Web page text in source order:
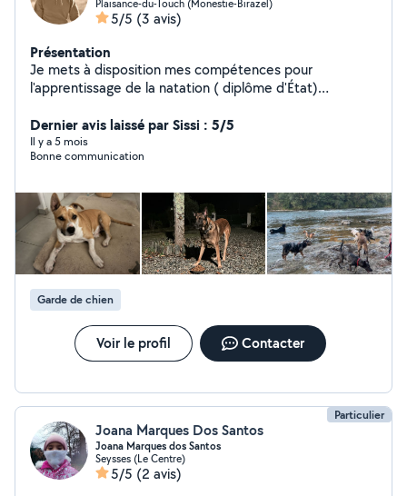
Plaisance-du-Touch (Monestie-Birazel)
5/5 (3 avis)
Présentation
Je mets à disposition mes compétences pour
l'apprentissage de la natation ( diplôme d'État)
par la Société Centrale Canine) Très professionnel avec
une grande expertise dans les 2 domaines de
compétences. N'hésitez pas à me demander.
Dernier avis laissé par Sissi : 5/5
Il y a 5 mois
Bonne communication
Garde de chien
Voir le profil Contacter
Particulier
Joana Marques Dos Santos
Joana Marques dos Santos
Seysses (Le Centre)
5/5 (2 avis)